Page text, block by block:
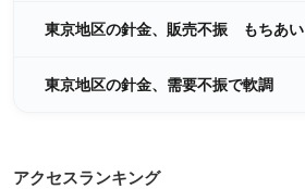
東京地区の針金、販売不振 もちあい
東京地区の針金、需要不振で軟調
アクセスランキング